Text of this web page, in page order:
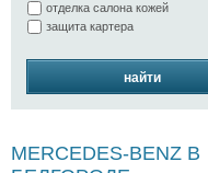
отделка салона кожей
защита картера
найти
MERCEDES-BENZ В